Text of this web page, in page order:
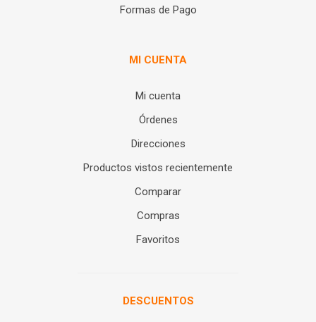
Formas de Pago
MI CUENTA
Mi cuenta
Órdenes
Direcciones
Productos vistos recientemente
Comparar
Compras
Favoritos
DESCUENTOS